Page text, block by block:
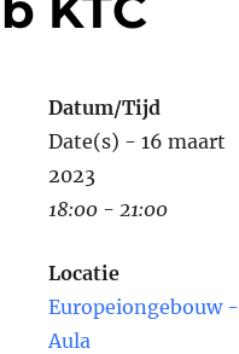
Datum/Tijd
Date(s) - 16 maart
2023
18:00 - 21:00
Locatie
Europeiongebouw -
Aula